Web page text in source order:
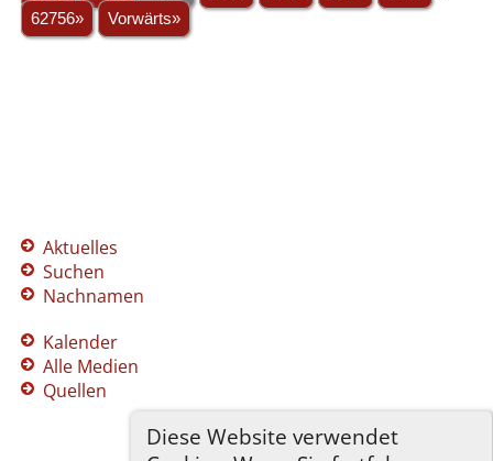
Diese Website verwendet
62756»
Vorwärts»
Aktuelles
Suchen
Nachnamen
Kalender
Alle Medien
Quellen